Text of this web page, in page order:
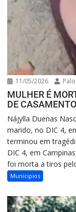
11/05/2026
MULHER É
DE CASAMENTO
Nájylla Duenas
marido, no DIC 4,
terminou em
DIC 4, em
foi morta a tiros
Municipios